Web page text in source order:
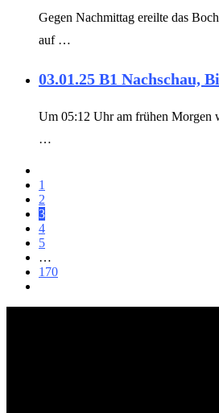
Gegen Nachmittag ereilte das
auf …
03.01.25 B1 Nachschau,
Um 05:12 Uhr am frühen Morgen
…
1
2
3
4
5
…
170